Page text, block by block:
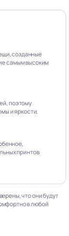
созданные
самым высоким
поэтому
и яркости.
принтов
что они будут
в любой